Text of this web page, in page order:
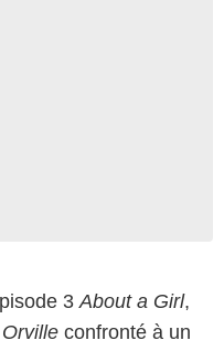
3About a Girl,
confronté à un